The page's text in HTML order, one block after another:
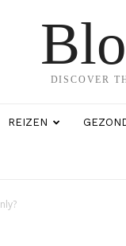
DISCOVER
REIZEN